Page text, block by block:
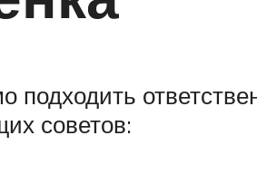
советов: